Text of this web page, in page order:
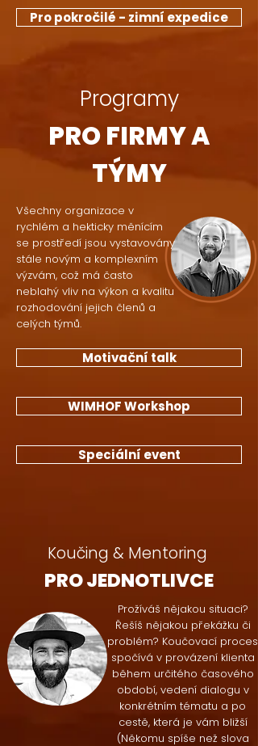
Pro pokročilé - zimní expedice
Programy
PRO FIRMY A
TÝMY
Všechny organizace v
rychlém a hekticky měnícím
se prostředí jsou vystavovány
stále novým a komplexním
výzvám, což má často
neblahý vliv na výkon a kvalitu
rozhodování jejich členů a
celých týmů.
Motivační talk
WIMHOF Workshop
Speciální event
Koučing & Mentoring
PRO JEDNOTLIVCE
Prožíváš nějakou situaci?
Řešíš nějakou překážku či
problém? Koučovací proces
spočívá v provázení klienta
během určitého časového
období, vedení dialogu v
konkrétním tématu a po
cestě, která je vám bližší
(Někomu spíše než slova